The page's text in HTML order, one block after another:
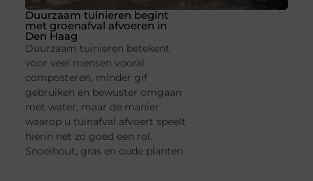
Duurzaam tuinieren begint
met groenafval afvoeren in
Den Haag
Duurzaam tuinieren betekent
voor veel mensen vooral
composteren, minder gif
gebruiken en bewuster omgaan
met water, maar de manier
waarop u tuinafval afvoert speelt
hierin net zo goed een rol.
Snoeihout, gras en oude planten